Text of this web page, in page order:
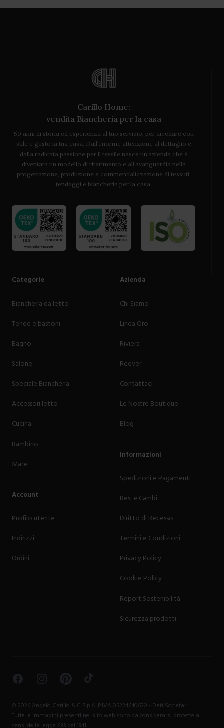
Carillo Home:
vendita Biancheria per la casa
50 anni di storia ed esperienza al tuo servizio, per arredare con
stile e gusto la tua casa. Dall’enorme attenzione al dettaglio e
dalla radicata passione per il tessile nasce un’azienda che è
diventata un modello di riferimento e all’avanguardia nella
progettazione, produzione e commercializzazione di tessuti,
tendaggi e biancheria per la casa.
Categorie
Biancheria da letto
Tende e bastoni
Bagno
Salone
Speciale Biancheria
Accessori letto
Cucina
Bambino
Mare
Account
Profilo utente
Indirizzi
Ordini
Azienda
Chi Siamo
Linea Oro
Riviera
Reevèr
Contattaci
Le Nostre Boutique
Blog
Informazioni
Spedizioni e Pagamenti
Resi e Cambi
Diritto di Recesso
Termini e Condizioni
Privacy Policy
Cookie Policy
Report Sostenibilità
Sicurezza prodotti
FacebookInstagramPinterestTikTok
© 2026 Angelo Carillo & C S.p.A. P.IVA 05224640630 - Dati Societari
Tutte le immagini presenti nel sito web sono da considerarsi protette ai
sensi della legge 633 del 1941.